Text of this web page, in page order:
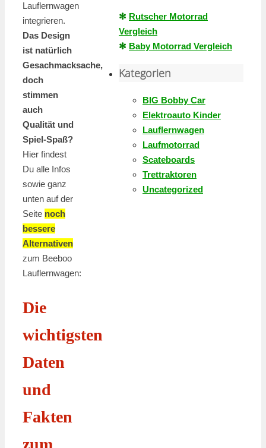
Lauflernwagen
integrieren.
Das Design
ist natürlich
Gesachmacksache,
doch
stimmen
auch
Qualität und
Spiel-Spaß?
Hier findest
Du alle Infos
sowie ganz
unten auf der
Seite noch
bessere
Alternativen
zum Beeboo
Lauflernwagen:
Die
wichtigsten
Daten
und
Fakten
zum
✻ Rutscher Motorrad
Vergleich
✻ Baby Motorrad Vergleich
Kategorien
BIG Bobby Car
Elektroauto Kinder
Lauflernwagen
Laufmotorrad
Scateboards
Trettraktoren
Uncategorized